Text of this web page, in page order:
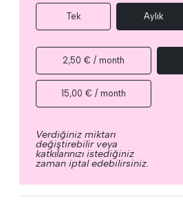
Tek Aylık
2,50 € / month
15,00 € / month
Verdiğiniz miktarı
değiştirebilir veya
katkılarınızı istediğiniz
zaman iptal edebilirsiniz.